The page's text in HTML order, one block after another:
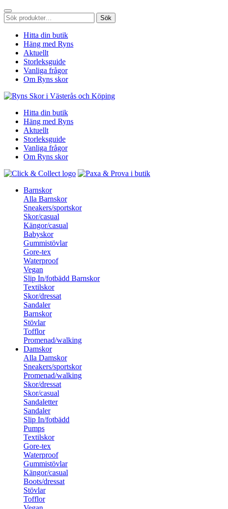
Sök
efter:
Sök
Hitta din butik
Häng med Ryns
Aktuellt
Storleksguide
Vanliga frågor
Om Ryns skor
Hitta din butik
Häng med Ryns
Aktuellt
Storleksguide
Vanliga frågor
Om Ryns skor
Barnskor
Alla Barnskor
Sneakers/sportskor
Skor/casual
Kängor/casual
Babyskor
Gummistövlar
Gore-tex
Waterproof
Vegan
Slip In/fotbädd Barnskor
Textilskor
Skor/dressat
Sandaler
Barnskor
Stövlar
Tofflor
Promenad/walking
Damskor
Alla Damskor
Sneakers/sportskor
Promenad/walking
Skor/dressat
Skor/casual
Sandaletter
Sandaler
Slip In/fotbädd
Pumps
Textilskor
Gore-tex
Waterproof
Gummistövlar
Kängor/casual
Boots/dressat
Stövlar
Tofflor